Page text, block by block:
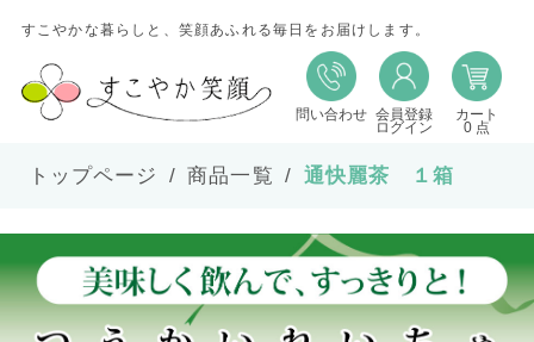
すこやかな暮らしと、笑顔あふれる毎日をお届けします。
問い合わせ 会員登録
ログイン
カート
0 点
トップページ 商品一覧 通快麗茶 １箱